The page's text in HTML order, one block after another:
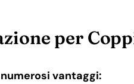
per
vantaggi: